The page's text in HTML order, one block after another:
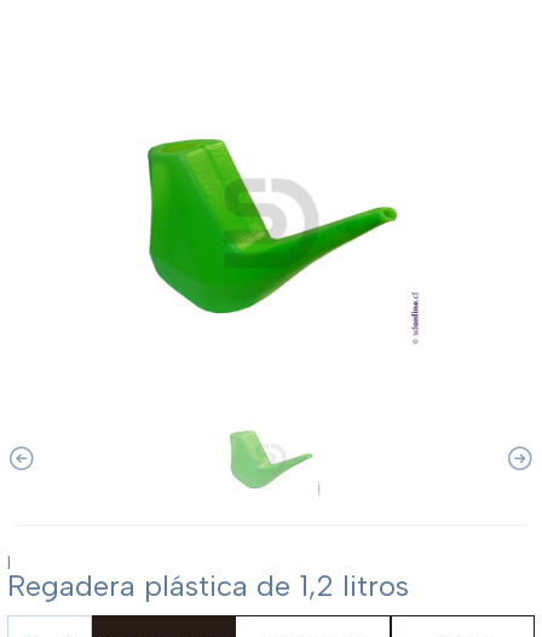
|
Regadera plástica de 1,2 litros